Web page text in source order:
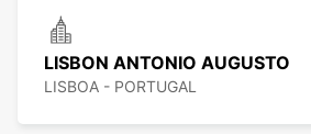
LISBON ANTONIO AUGUSTO
LISBOA - PORTUGAL